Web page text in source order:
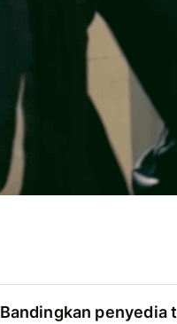
Bandingkan penyedia